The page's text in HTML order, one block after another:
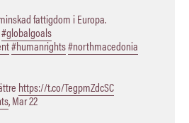
fattigdom i Europa.
#globalgoals
#humanrights#northmacedonia
https://t.co/TegpmZdcSC
,Mar 22